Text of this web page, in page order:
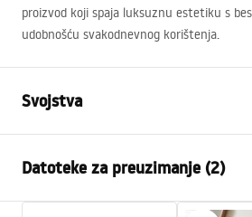
proizvod koji spaja luksuznu estetiku s
udobnošću svakodnevnog korištenja.
Svojstva
Materijal
Metal
Način montaže
Na vijke
Datoteke za preuzimanje (2)